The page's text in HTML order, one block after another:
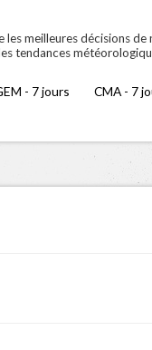
meilleures décisions de
tendances
- 7 jours CMA - 7